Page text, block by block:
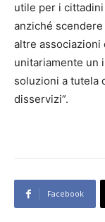
utile per i
anziché
altre associazioni
unitariamente un
soluzioni a tutela
disservizi”.
Facebook